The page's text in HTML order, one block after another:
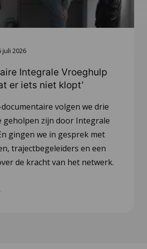
juli 2026
Integrale Vroeghulp
er iets niet klopt’
volgen we drie
geholpen zijn door Integrale
gingen we in gesprek met
trajectbegeleiders en een
de kracht van het netwerk.